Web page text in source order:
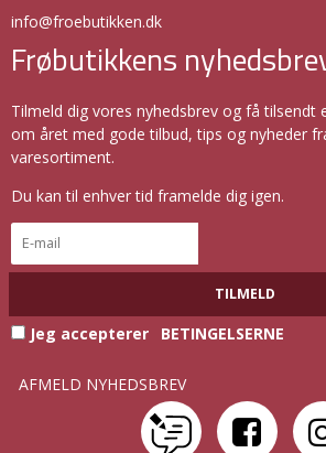
info@froebutikken.dk
Frøbutikkens
Tilmeld dig vores nyhedsbrev og få tilsendt
om året med gode tilbud, tips og nyheder
varesortiment.
Du kan til enhver tid framelde dig igen.
TILMELD
Jeg accepterer BETINGELSERNE
AFMELD NYHEDSBREV